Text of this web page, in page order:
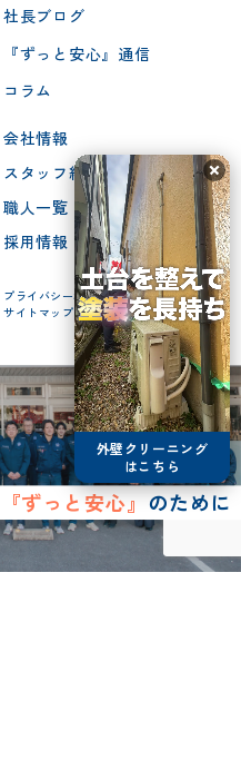
社長ブログ
『ずっと安心』通信
コラム
会社情報
スタッフ紹介
職人一覧
採用情報
プライバシーポリシー
サイトマップ
『ずっと安心』のために
外壁クリーニング
はこちら